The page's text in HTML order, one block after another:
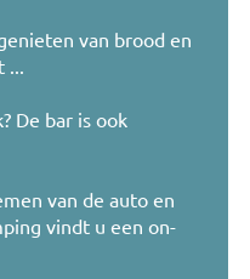
van brood en
...
De bar is ook
van de auto en
vindt u een on-